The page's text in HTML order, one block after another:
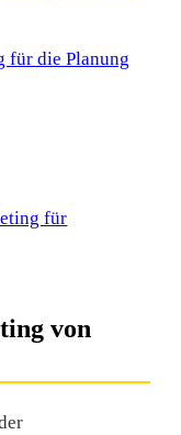
die Planung
für
von